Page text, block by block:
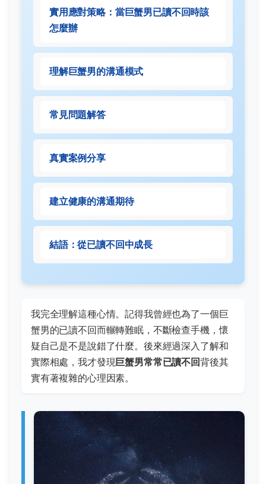
實用應對策略：當巨蟹男已讀不回時該
怎麼辦
理解巨蟹男的溝通模式
常見問題解答
真實案例分享
建立健康的溝通期待
結語：從已讀不回中成長
我完全理解這種心情。記得我曾經也為了一個巨
蟹男的已讀不回而輾轉難眠，不斷檢查手機，懷
疑自己是不是說錯了什麼。後來經過深入了解和
實際相處，我才發現巨蟹男常常已讀不回背後其
實有著複雜的心理因素。